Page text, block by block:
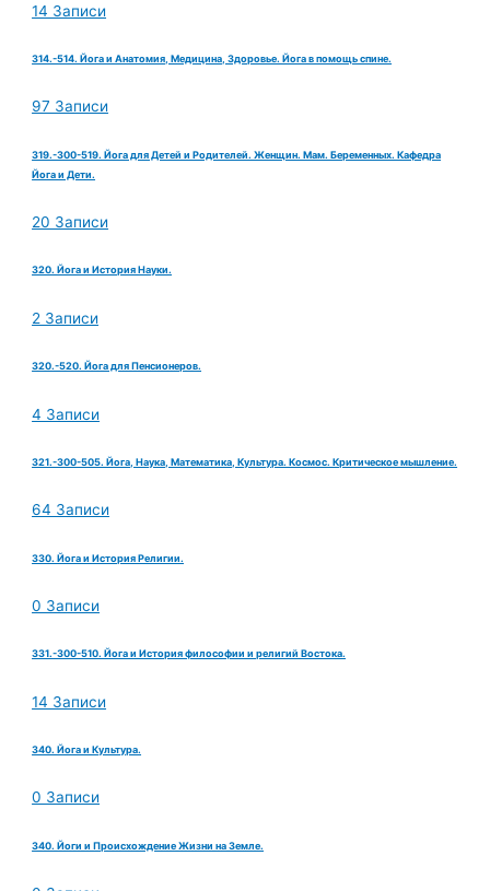
14 Записи
314.-514. Йога и Анатомия, Медицина, Здоровье. Йога в помощь спине.
97 Записи
319.-300-519. Йога для Детей и Родителей. Женщин. Мам. Беременных. Кафедра
Йога и Дети.
20 Записи
320. Йога и История Науки.
2 Записи
320.-520. Йога для Пенсионеров.
4 Записи
321.-300-505. Йога, Наука, Математика, Культура. Космос. Критическое мышление.
64 Записи
330. Йога и История Религии.
0 Записи
331.-300-510. Йога и История философии и религий Востока.
14 Записи
340. Йога и Культура.
0 Записи
340. Йоги и Происхождение Жизни на Земле.